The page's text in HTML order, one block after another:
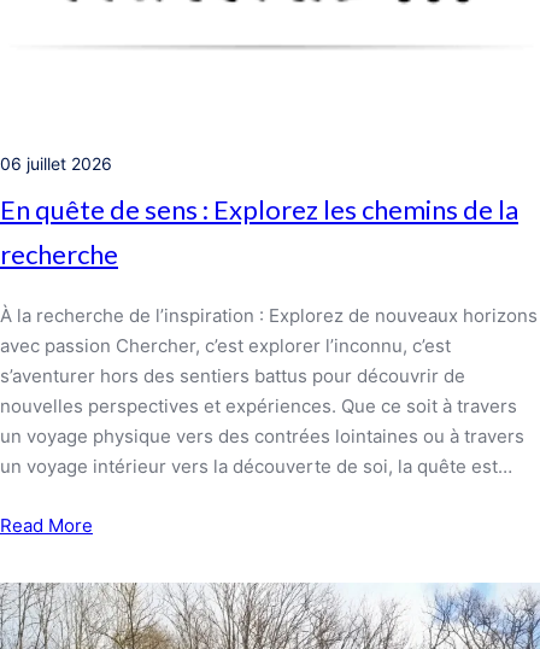
06 juillet 2026
En quête de sens : Explorez les chemins de la
recherche
À la recherche de l’inspiration : Explorez de nouveaux horizons
avec passion Chercher, c’est explorer l’inconnu, c’est
s’aventurer hors des sentiers battus pour découvrir de
nouvelles perspectives et expériences. Que ce soit à travers
un voyage physique vers des contrées lointaines ou à travers
un voyage intérieur vers la découverte de soi, la quête est…
Read More